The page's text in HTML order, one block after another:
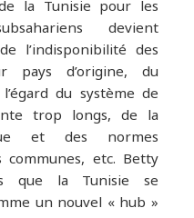
la Tunisie pour les
devient
l’indisponibilité des
pays d’origine, du
du système de
trop longs, de la
et des normes
etc. Betty
que la Tunisie se
un nouvel « hub »